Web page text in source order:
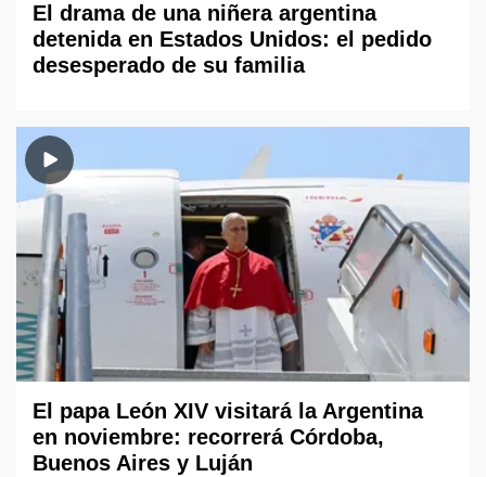
El drama de una niñera argentina
detenida en Estados Unidos: el pedido
desesperado de su familia
El papa León XIV visitará la Argentina
en noviembre: recorrerá Córdoba,
Buenos Aires y Luján